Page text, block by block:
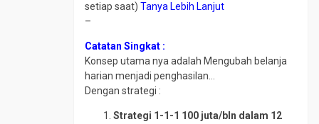
setiap saat) Tanya Lebih Lanjut
–
Catatan Singkat :
Konsep utama nya adalah Mengubah belanja
harian menjadi penghasilan…
Dengan strategi :
Strategi 1-1-1 100 juta/bln dalam 12